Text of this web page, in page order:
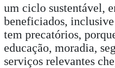
um ciclo sustentável,
beneficiados,
tem precatórios,
educação, moradia,
serviços relevantes